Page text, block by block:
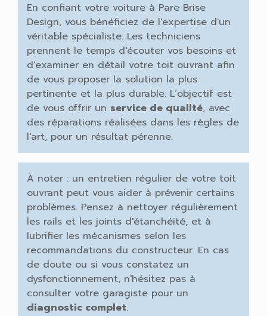
En confiant votre voiture à Pare Brise
Design, vous bénéficiez de l'expertise d'un
véritable spécialiste. Les techniciens
prennent le temps d'écouter vos besoins et
d'examiner en détail votre toit ouvrant afin
de vous proposer la solution la plus
pertinente et la plus durable. L’objectif est
de vous offrir un service de qualité, avec
des réparations réalisées dans les règles de
l'art, pour un résultat pérenne.
À noter : un entretien régulier de votre toit
ouvrant peut vous aider à prévenir certains
problèmes. Pensez à nettoyer régulièrement
les rails et les joints d'étanchéité, et à
lubrifier les mécanismes selon les
recommandations du constructeur. En cas
de doute ou si vous constatez un
dysfonctionnement, n'hésitez pas à
consulter votre garagiste pour un
diagnostic complet.